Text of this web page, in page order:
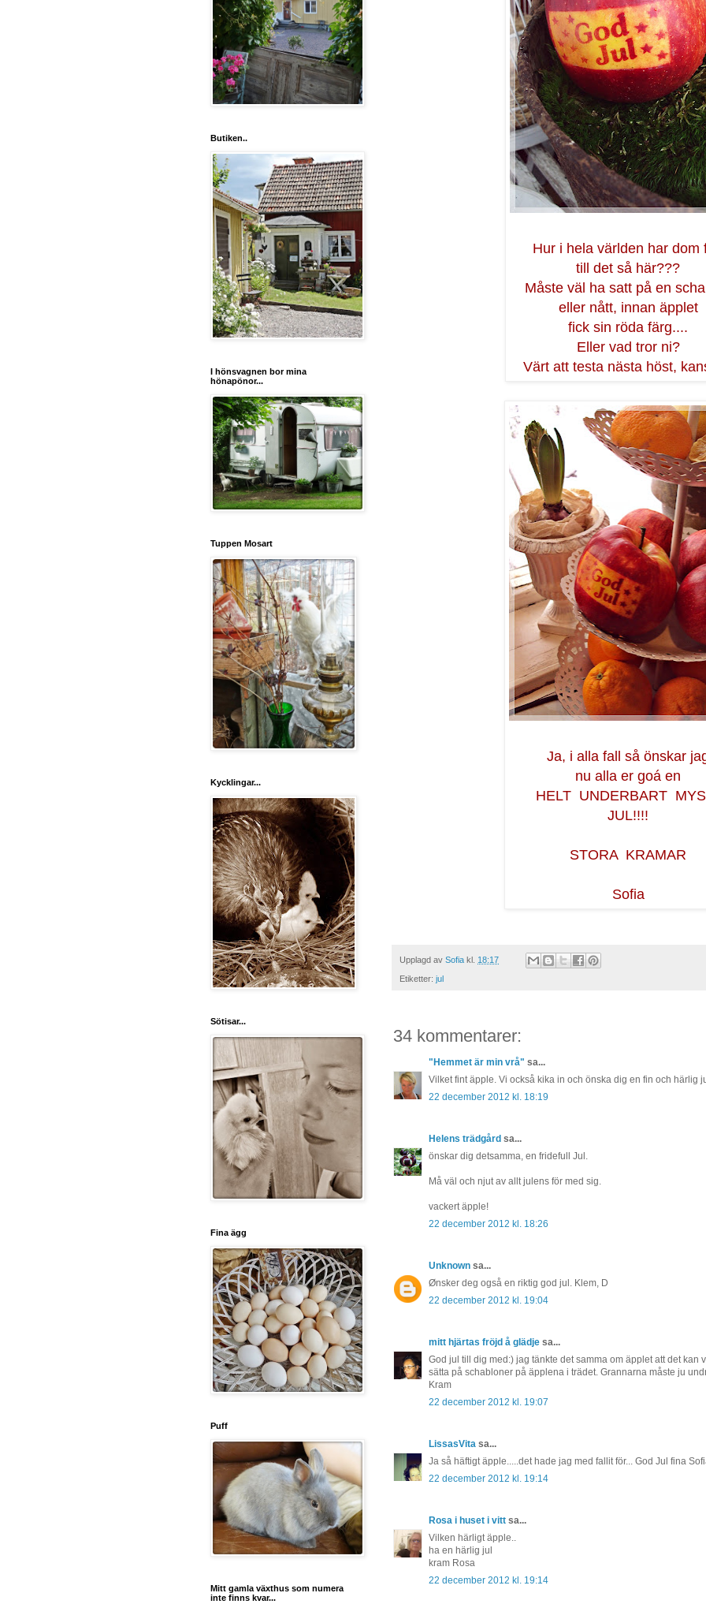
Hur i hela världen har dom
till det så här???
Måste väl ha satt på en
eller nått, innan äpplet
fick sin röda färg....
Eller vad tror ni?
Värt att testa nästa höst,
Ja, i alla fall så önskar
nu alla er goá en
HELT UNDERBART
JUL!!!!
STORA KRAMAR
Sofia
Upplagd av Sofia kl. 18:17
Etiketter: jul
34 kommentarer:
"Hemmet är min vrå" sa...
Vilket fint äpple. Vi också kika in och önska dig en fin och härlig
22 december 2012 kl. 18:19
Helens trädgård sa...
önskar dig detsamma, en fridefull Jul.
Må väl och njut av allt julens för med sig.
vackert äpple!
22 december 2012 kl. 18:26
Unknown sa...
Ønsker deg også en riktig god jul. Klem, D
22 december 2012 kl. 19:04
mitt hjärtas fröjd å glädje sa...
God jul till dig med:) jag tänkte det samma om äpplet att det kan
sätta på schabloner på äpplena i trädet. Grannarna måste ju
Kram
22 december 2012 kl. 19:07
LissasVita sa...
Ja så häftigt äpple.....det hade jag med fallit för... God Jul fina
22 december 2012 kl. 19:14
Rosa i huset i vitt sa...
Vilken härligt äpple..
ha en härlig jul
kram Rosa
22 december 2012 kl. 19:14
Butiken..
I hönsvagnen bor mina
hönapönor...
Tuppen Mosart
Kycklingar...
Sötisar...
Fina ägg
Puff
Mitt gamla växthus som numera
inte finns kvar...